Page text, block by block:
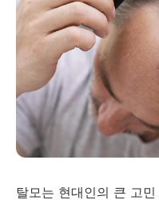
탈모는 현대인의 큰 고